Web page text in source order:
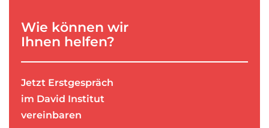
Wie können wir
Ihnen helfen?
Jetzt Erstgespräch
im David Institut
vereinbaren